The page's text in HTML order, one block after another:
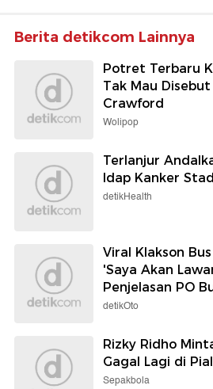
Berita detikcom Lainnya
Potret Terbaru
Tak Mau
Crawford
Wolipop
Terlanjur
Idap Kanker
detikHealth
Viral Klakson
'Saya Akan
Penjelasan PO
detikOto
Rizky Ridho
Gagal Lagi di
Sepakbola